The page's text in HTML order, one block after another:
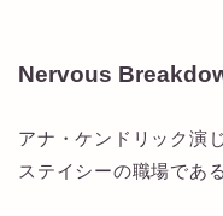
Nervous
アナ・ケンドリック演
ステイシーの職場であ